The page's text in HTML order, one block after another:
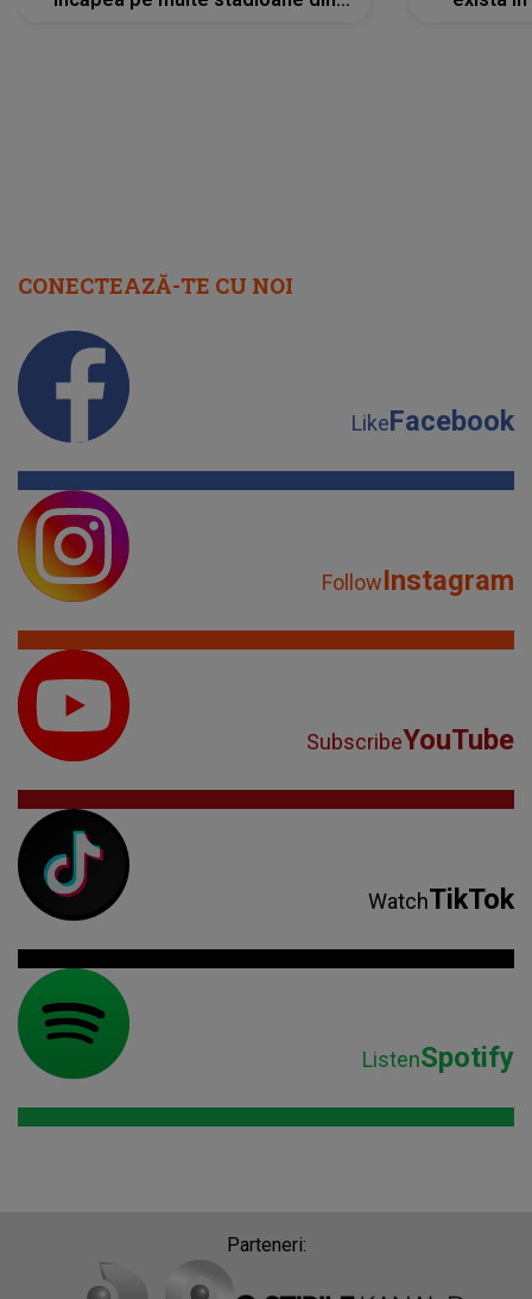
CONECTEAZĂ-TE CU NOI
LikeFacebook
FollowInstagram
SubscribeYouTube
WatchTikTok
ListenSpotify
Parteneri: